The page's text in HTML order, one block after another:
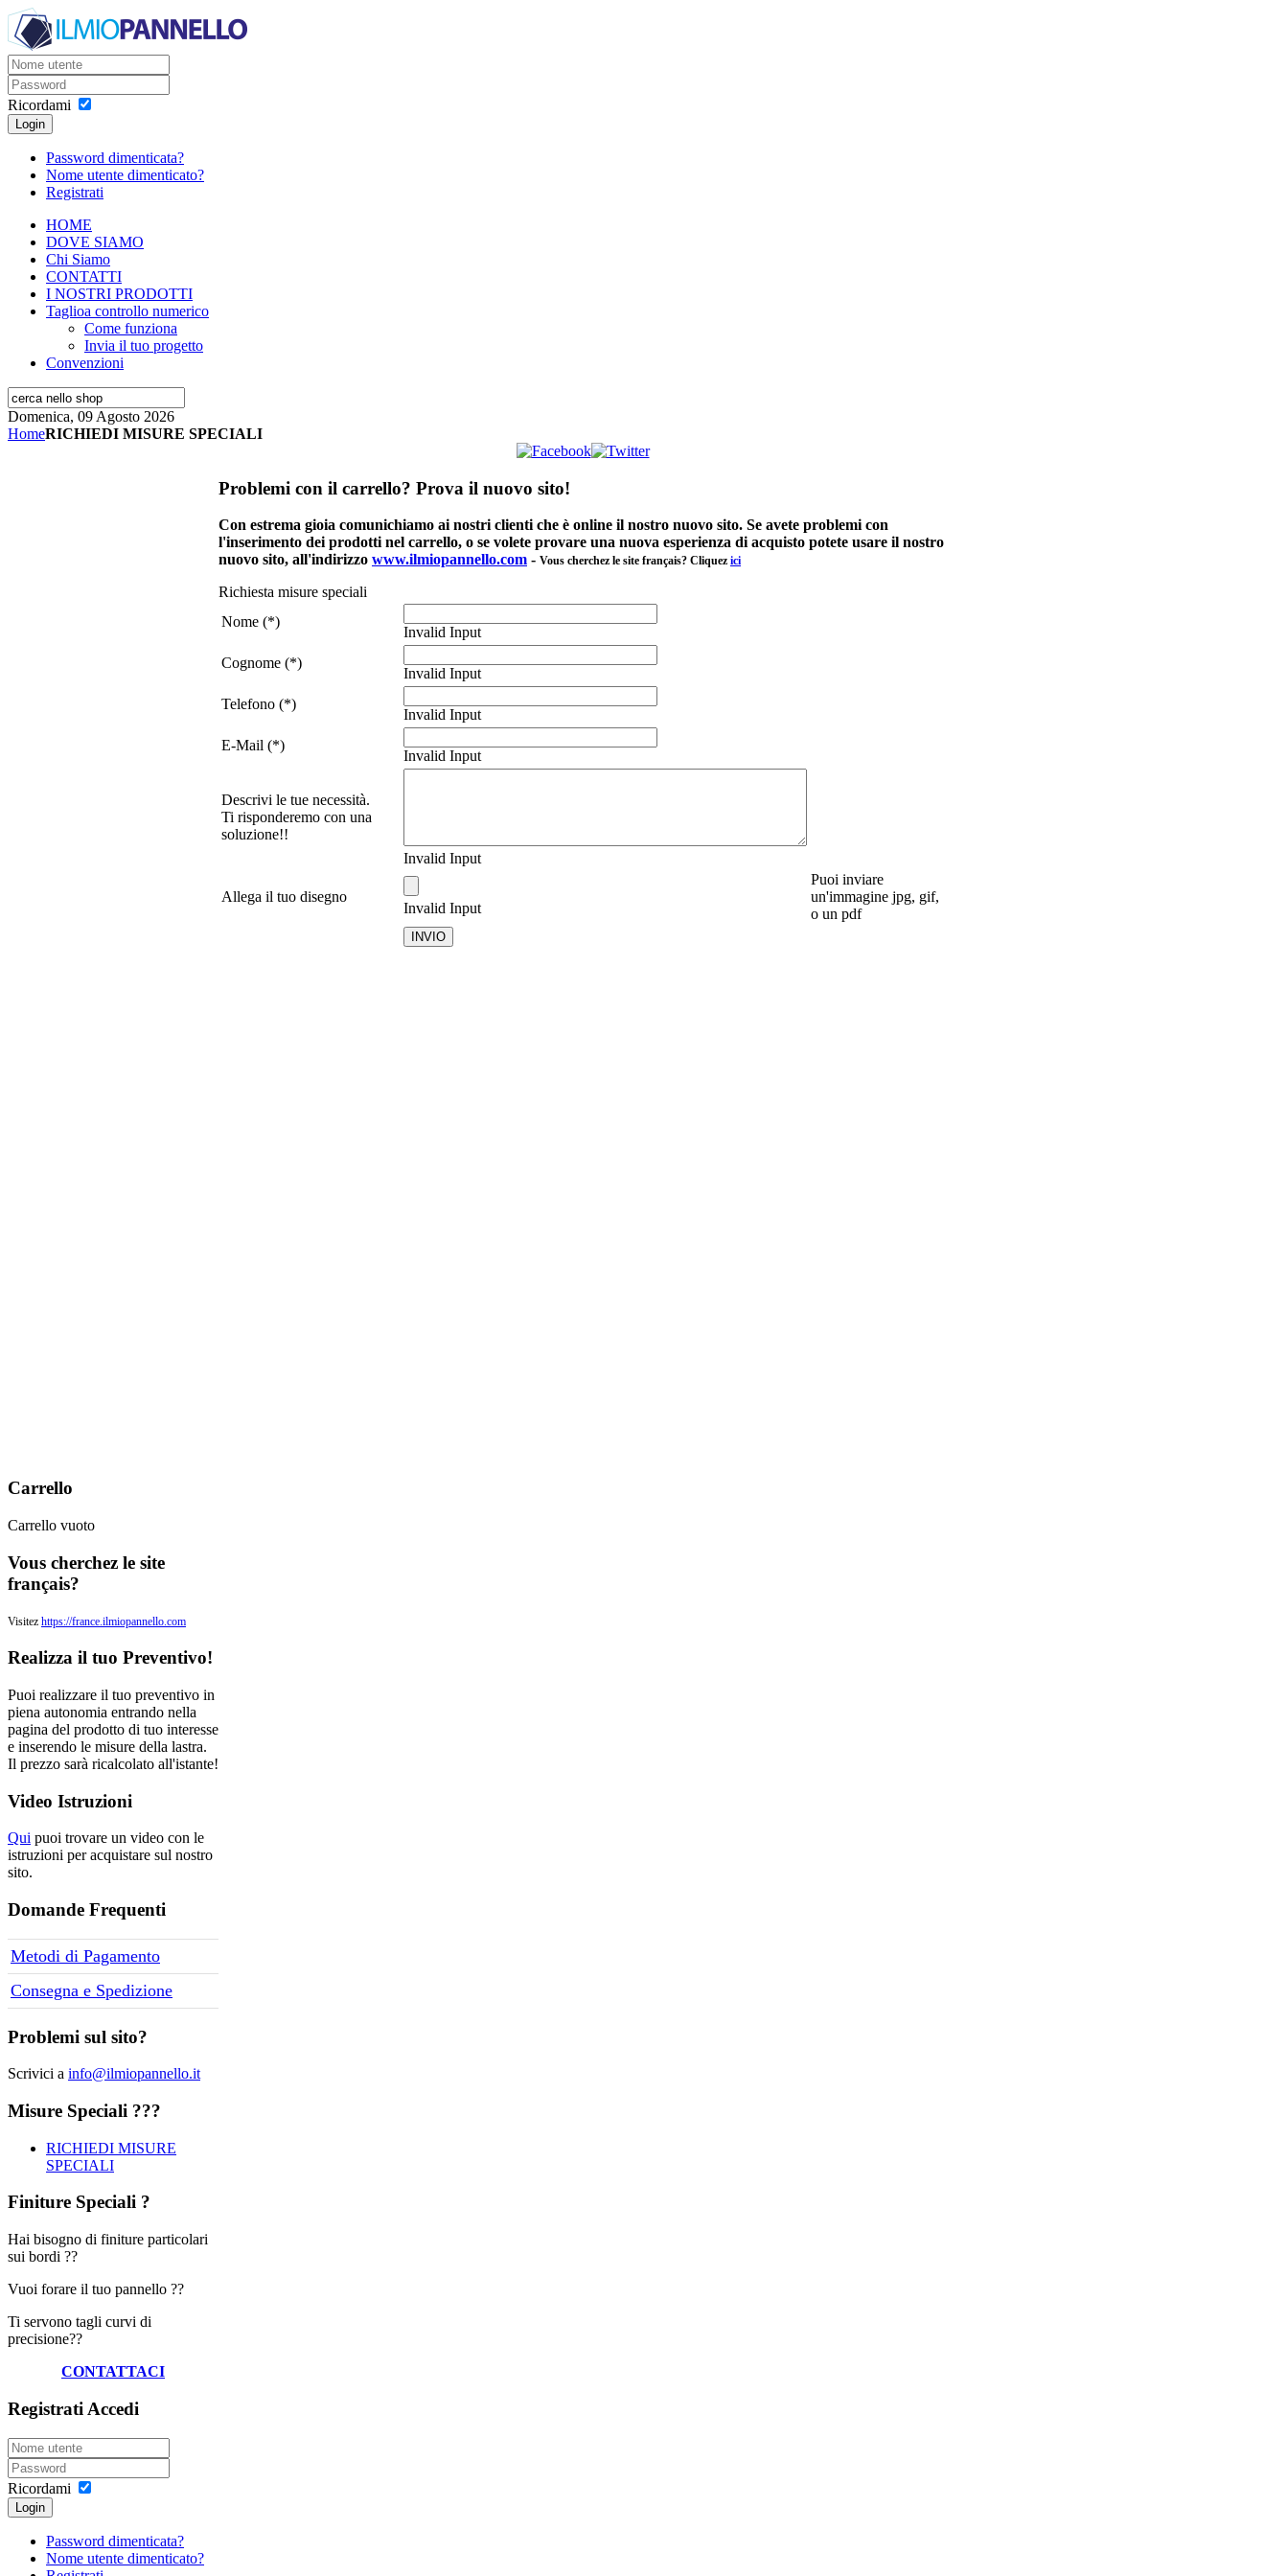
Ricordami
Login
Password dimenticata?
Nome utente dimenticato?
Registrati
HOME
DOVE SIAMO
Chi Siamo
CONTATTI
I NOSTRI PRODOTTI
Taglioa controllo numerico
Come funziona
Invia il tuo progetto
Convenzioni
Domenica, 09 Agosto 2026
HomeRICHIEDI MISURE SPECIALI
Problemi con il carrello? Prova il nuovo sito!
Con estrema gioia comunichiamo ai nostri clienti che è online il nostro nuovo sito. Se avete problemi con
l'inserimento dei prodotti nel carrello, o se volete provare una nuova esperienza di acquisto potete usare il nostro
nuovo sito, all'indirizzo www.ilmiopannello.com - Vous cherchez le site français? Cliquez ici
Richiesta misure speciali
Nome (*)
Invalid Input
Cognome (*)
Invalid Input
Telefono (*)
Invalid Input
E-Mail (*)
Invalid Input
Descrivi le tue necessità.
Ti risponderemo con una
soluzione!!
Invalid Input
Allega il tuo disegno
Invalid Input
Puoi inviare
un'immagine jpg, gif,
o un pdf
Carrello
Carrello vuoto
Vous cherchez le site
français?
Visitez https://france.ilmiopannello.com
Realizza il tuo Preventivo!
Puoi realizzare il tuo preventivo in
piena autonomia entrando nella
pagina del prodotto di tuo interesse
e inserendo le misure della lastra.
Il prezzo sarà ricalcolato all'istante!
Video Istruzioni
Qui puoi trovare un video con le
istruzioni per acquistare sul nostro
sito.
Domande Frequenti
Metodi di Pagamento
Consegna e Spedizione
Problemi sul sito?
Scrivici a info@ilmiopannello.it
Misure Speciali ???
RICHIEDI MISURE
SPECIALI
Finiture Speciali ?
Hai bisogno di finiture particolari
sui bordi ??
Vuoi forare il tuo pannello ??
Ti servono tagli curvi di
precisione??
CONTATTACI
Registrati Accedi
Ricordami
Login
Password dimenticata?
Nome utente dimenticato?